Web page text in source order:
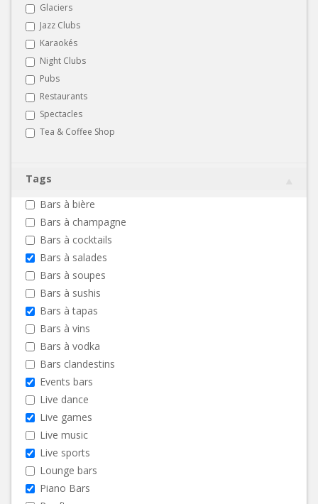
Glaciers
Jazz Clubs
Karaokés
Night Clubs
Pubs
Restaurants
Spectacles
Tea & Coffee Shop
Tags
Bars à bière
Bars à champagne
Bars à cocktails
Bars à salades
Bars à soupes
Bars à sushis
Bars à tapas
Bars à vins
Bars à vodka
Bars clandestins
Events bars
Live dance
Live games
Live music
Live sports
Lounge bars
Piano Bars